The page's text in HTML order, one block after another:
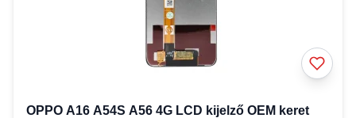
OPPO A16 A54S A56 4G LCD kijelző OEM keret